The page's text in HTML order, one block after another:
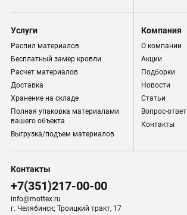
Услуги
Распил материалов
Бесплатный замер кровли
Расчет материалов
Доставка
Хранение на складе
Полная упаковка материалами
вашего объекта
Выгрузка/подъем материалов
Компания
О компании
Акции
Подборки
Новости
Статьи
Вопрос-ответ
Контакты
Контакты
+7(351)217-00-00
info@mottex.ru
г. Челябинск; Троицкий тракт, 17